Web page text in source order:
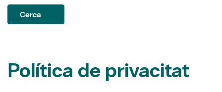
Cerca
Política de privacitat